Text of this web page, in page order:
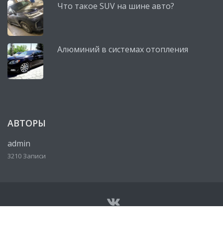
Что такое SUV на шине авто?
Алюминий в системах отопления
АВТОРЫ
admin
3210 Записи